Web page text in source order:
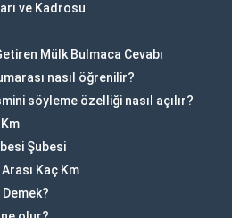
ve Kadrosu
Mülk Bulmaca Cevabı
nasıl öğrenilir?
söyleme özelliği nasıl açılır?
Şubesi
Kaç Km